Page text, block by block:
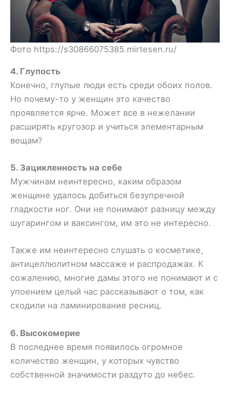
Фото https://s30866075385.mirtesen.ru/
4. Глупость
Конечно, глупые люди есть среди обоих полов.
Но почему-то у женщин это качество
проявляется ярче. Может все в нежелании
расширять кругозор и учиться элементарным
вещам?
5. Зацикленность на себе
Мужчинам неинтересно, каким образом
женщине удалось добиться безупречной
гладкости ног. Они не понимают разницу между
шугарингом и ваксингом, им это не интересно.
Также им неинтересно слушать о косметике,
антицеллюлитном массаже и распродажах. К
сожалению, многие дамы этого не понимают и с
упоением целый час рассказывают о том, как
сходили на ламинирование ресниц.
6. Высокомерие
В последнее время появилось огромное
количество женщин, у которых чувство
собственной значимости раздуто до небес.